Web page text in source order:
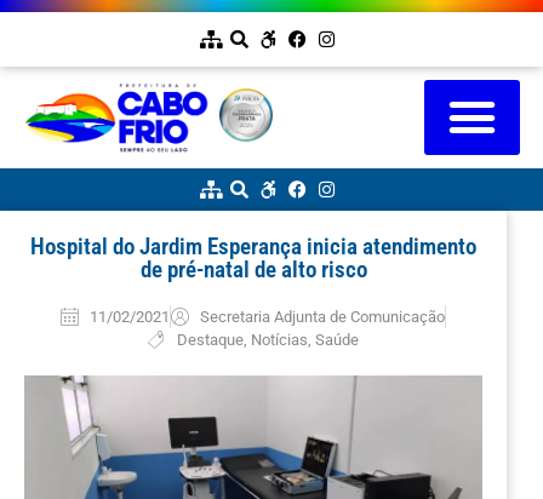
Hospital do Jardim Esperança inicia atendimento
de pré-natal de alto risco
11/02/2021
Secretaria Adjunta de Comunicação
Destaque, Notícias Saúde